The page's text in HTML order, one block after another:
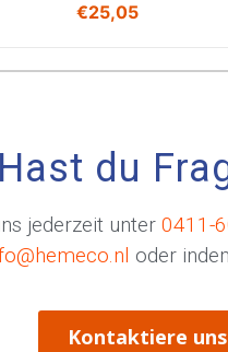
€25,05
Hast du
jederzeit unter 0411-
oder
Kontaktiere uns